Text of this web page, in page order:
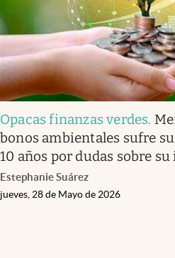
Opacas finanzas verdes.
bonos ambientales sufre
10 años por dudas sobre
Estephanie Suárez
jueves, 28 de Mayo de 2026